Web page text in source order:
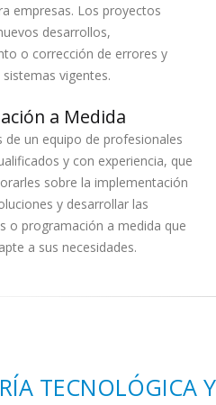
empresas. Los proyectos
desarrollos,
o corrección de errores y
vigentes.
a Medida
de un equipo de profesionales
y con experiencia, que
sobre la implementación
y desarrollar las
o programación a medida que
a sus necesidades.
TECNOLÓGICA